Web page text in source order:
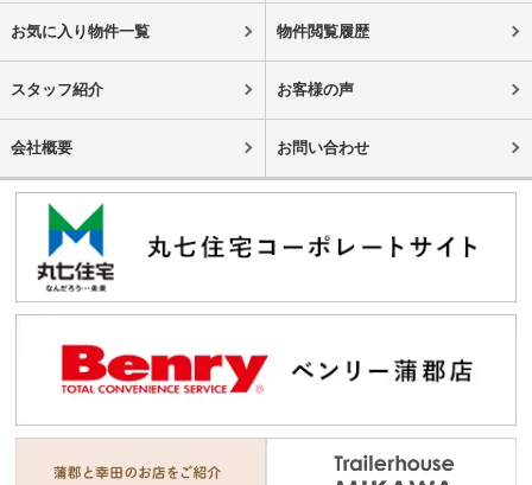
お気に入り物件一覧 物件閲覧履歴
スタッフ紹介 お客様の声
会社概要 お問い合わせ